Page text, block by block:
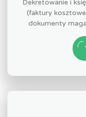
Dekretowanie i
(faktury
dokumenty